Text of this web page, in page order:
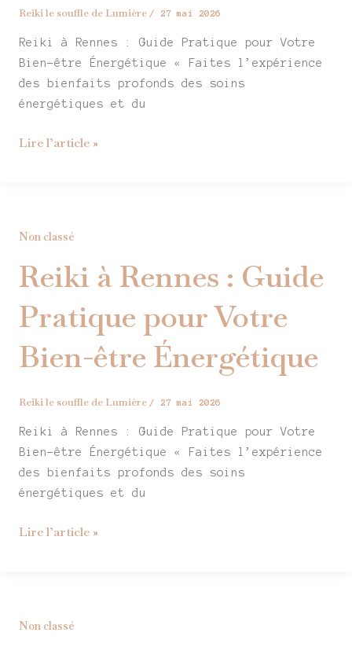
Reiki le souffle de Lumière / 27 mai 2026
Reiki à Rennes : Guide Pratique pour Votre
Bien-être Énergétique « Faites l’expérience
des bienfaits profonds des soins
énergétiques et du
–
Local
&
Tarifs
Lire l’article »
Non classé
Reiki à Rennes : Guide
Pratique pour Votre
Bien-être Énergétique
Reiki le souffle de Lumière / 27 mai 2026
Reiki à Rennes : Guide Pratique pour Votre
Bien-être Énergétique « Faites l’expérience
des bienfaits profonds des soins
énergétiques et du
Reiki
Rennes
Guide
pour
Bien-
Énergétique
Lire l’article »
Non classé